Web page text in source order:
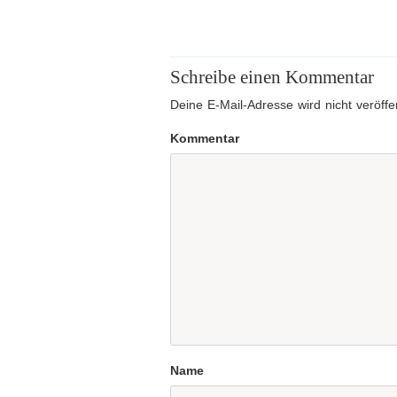
Schreibe einen Kommentar
Deine E-Mail-Adresse wird nicht
Kommentar
Name